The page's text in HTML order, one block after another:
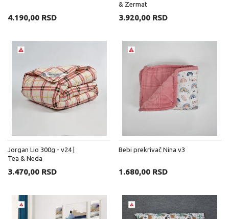
4.190,00 RSD
& Zermat
3.920,00 RSD
Jorgan Lio 300g - v24 |
Tea & Neda
3.470,00 RSD
Bebi prekrivač Nina v3
1.680,00 RSD